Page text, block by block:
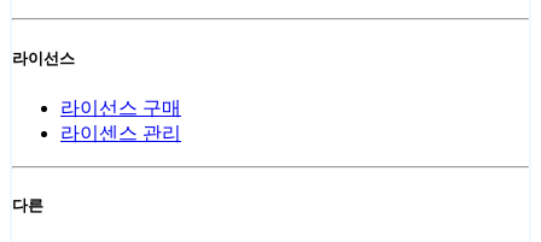
라이선스
라이선스 구매
라이센스 관리
다른